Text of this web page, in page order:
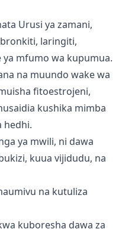
Urusi ya zamani,
laringiti,
mfumo wa kupumua.
na muundo wake wa
fitoestrojeni,
kushika mimba
hedhi.
ya mwili, ni dawa
kuua vijidudu, na
na kutuliza
kuboresha dawa za